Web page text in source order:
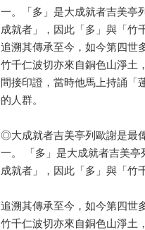
一。「多」是大成就者吉美亭
成就者」，因此「多」與「竹
追溯其傳承至今，如今第四世
竹千仁波切亦來自銅色山淨土
間接印證，當時他馬上持誦「
的人群。
◎大成就者吉美亭列歐謝是最
一。 「多」是大成就者吉美
成就者」，因此「多」與「竹
追溯其傳承至今，如今第四世
竹千仁波切亦來自銅色山淨土